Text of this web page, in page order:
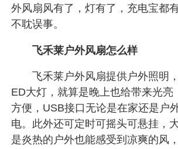
外风扇风有了，灯有了，充电宝都
不耽误事。
飞禾莱户外风扇怎么样
飞禾莱户外风扇提供户外照明
ED大灯，就算是晚上也给带来光亮
方便，USB接口无论是在家还是户
电。此外还可定时可摇头可悬挂，
是炎热的户外也能感受到凉爽的风